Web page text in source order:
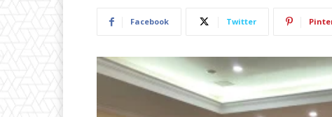
Facebook Twitter